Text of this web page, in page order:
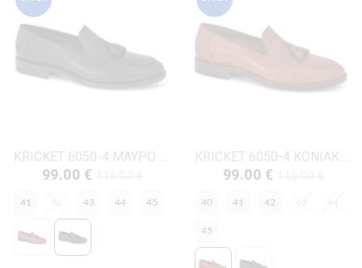
KRICKET 6050-4 ΜΑΥΡΟ ΔΕΡΜΑ
99.00 €
41 43 44 45
KRICKET 6050-4 ΚΟΝΙΑΚ ΔΕΡΜΑ
99.00 €
40 41 42
45